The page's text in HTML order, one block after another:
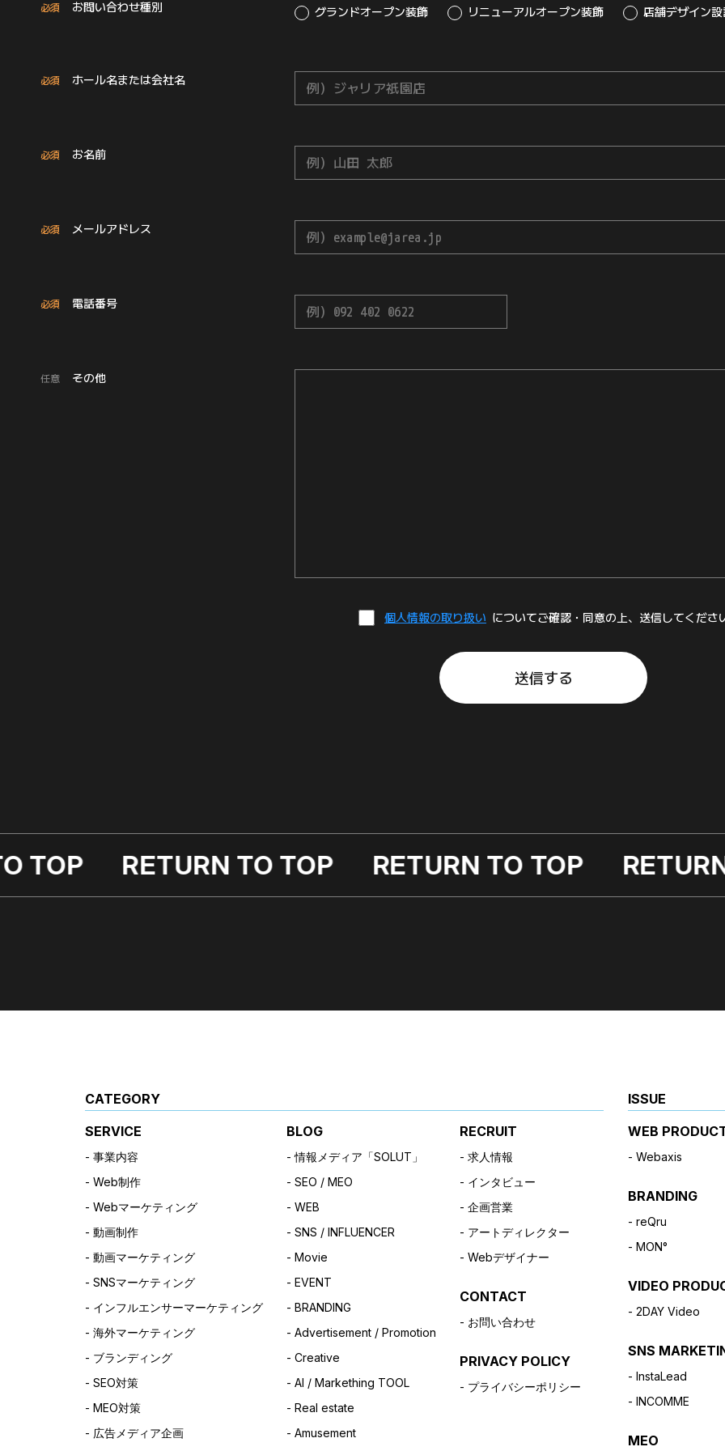
必須 お問い合わせ種別 グランドオープン装飾 リニューアルオープン装飾 店舗デザイン設
必須 ホール名または会社名
必須 お名前
必須 メールアドレス
必須 電話番号
任意 その他
個人情報の取り扱い についてご確認・同意の上、送信してくださ
TO TOP RETURN TO TOP RETURN TO TOP
CATEGORY
SERVICE
事業内容
Web制作
Webマーケティング
動画制作
動画マーケティング
SNSマーケティング
インフルエンサーマーケティング
海外マーケティング
ブランディング
SEO対策
MEO対策
広告メディア企画
BLOG
情報メディア「SOLUT」
SEO / MEO
WEB
SNS / INFLUENCER
Movie
EVENT
BRANDING
Advertisement / Promotion
Creative
AI / Markething TOOL
Real estate
Amusement
RECRUIT
求人情報
インタビュー
企画営業
アートディレクター
Webデザイナー
CONTACT
お問い合わせ
PRIVACY POLICY
プライバシーポリシー
ISSUE
WEB
Webaxis
BRANDING
reQru
MON°
VIDEO
2DAY Video
SNS
InstaLead
INCOMME
MEO